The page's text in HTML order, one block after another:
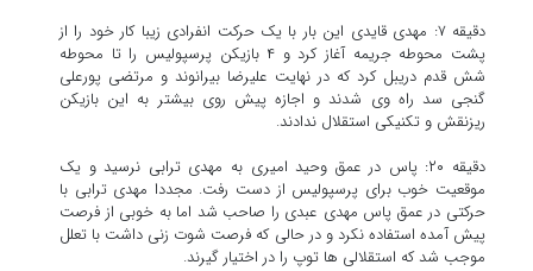
دقیقه ۷: مهدی قایدی این بار با یک حرکت انفرادی زیبا کار خود را از
پشت محوطه جریمه آغاز کرد و ۴ بازیکن پرسپولیس را تا محوطه
شش قدم دریبل کرد که در نهایت علیرضا بیرانوند و مرتضی پورعلی
گنجی سد راه وی شدند و اجازه پیش روی بیشتر به این بازیکن
ریزنقش و تکنیکی استقلال ندادند.
دقیقه ۲۰: پاس در عمق وحید امیری به مهدی ترابی نرسید و یک
موقعیت خوب برای پرسپولیس از دست رفت. مجددا مهدی ترابی با
حرکتی در عمق پاس مهدی عبدی را صاحب شد اما به خوبی از فرصت
پیش آمده استفاده نکرد و در حالی که فرصت شوت زنی داشت با تعلل
موجب شد که استقلالی ها توپ را در اختیار گیرند.